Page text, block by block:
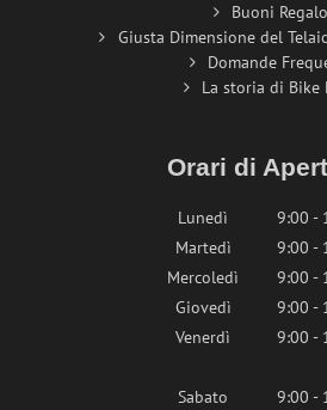
Buoni Regalo
Giusta Dimensione del
Domande
La storia di Bike
Orari di
Lunedì
9:00 -
Martedì
9:00 -
Mercoledì
9:00 -
Giovedì
9:00 -
Venerdì
9:00 -
Sabato
9:00 -